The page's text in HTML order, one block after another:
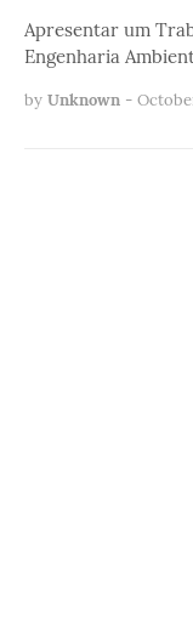
Apresentar um
Engenharia
by Unknown -